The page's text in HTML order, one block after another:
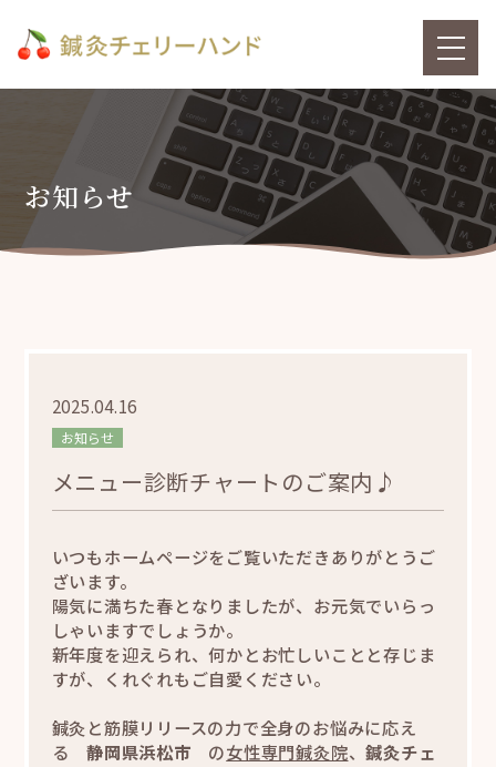
お知らせ
メニュー診断チャートのご案内♪
お知らせ
2025.04.16
いつもホームページをご覧いただきありがとうご
ざいます。
陽気に満ちた春となりましたが、お元気でいらっ
しゃいますでしょうか。
新年度を迎えられ、何かとお忙しいことと存じま
すが、くれぐれもご自愛ください。
鍼灸と筋膜リリースの力で全身のお悩みに応え
る静岡県浜松市 の女性専門鍼灸院、鍼灸チェ